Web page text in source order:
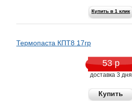
Купить в 1 клик
Термопаста КПТ8 17гр
53 р
доставка 3 дня
Купить